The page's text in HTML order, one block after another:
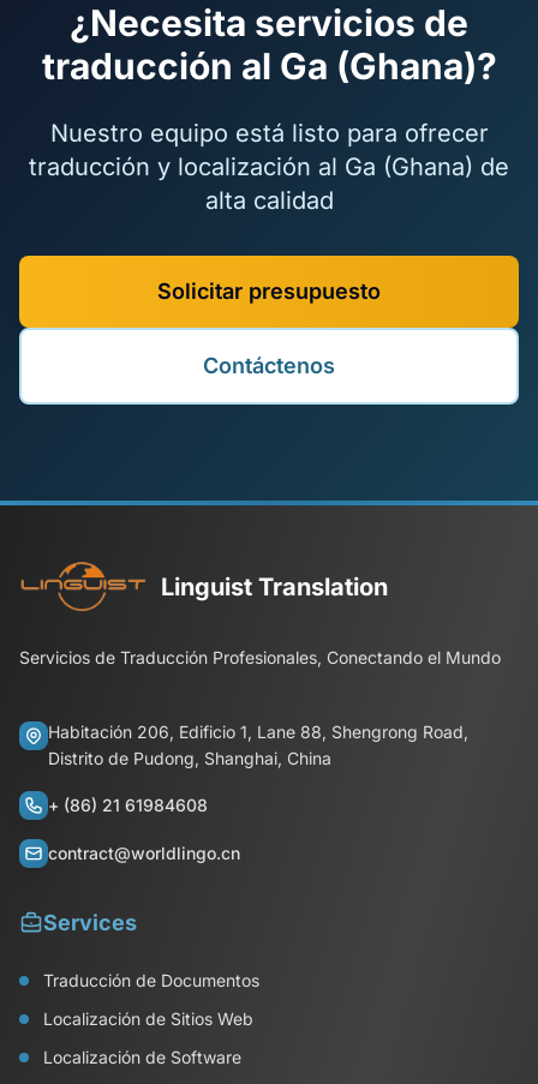
¿Necesita servicios de
traducción al Ga (Ghana)?
Nuestro equipo está listo para ofrecer
traducción y localización al Ga (Ghana) de
alta calidad
Solicitar presupuesto
Contáctenos
Linguist Translation
Servicios de Traducción Profesionales, Conectando el Mundo
Habitación 206, Edificio 1, Lane 88, Shengrong Road,
Distrito de Pudong, Shanghai, China
+ (86) 21 61984608
contract@worldlingo.cn
Services
Traducción de Documentos
Localización de Sitios Web
Localización de Software